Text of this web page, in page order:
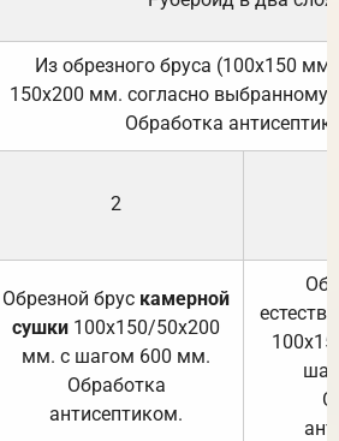
Из обрезного бруса (100х150
150х200 мм. согласно выбранному
Обработка
2
Обрезной брус камерной
сушки 100х150/50х200
мм. с шагом 600 мм.
Обработка
антисептиком.